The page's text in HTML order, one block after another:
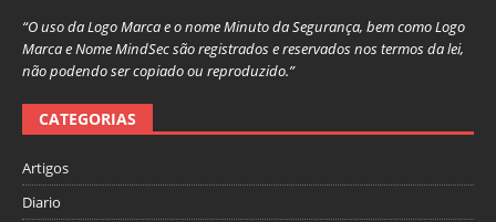
“O uso da Logo Marca e o nome Minuto da Segurança, bem como Logo
Marca e Nome MindSec são registrados e reservados nos termos da lei,
não podendo ser copiado ou reproduzido.”
CATEGORIAS
Artigos
Diario